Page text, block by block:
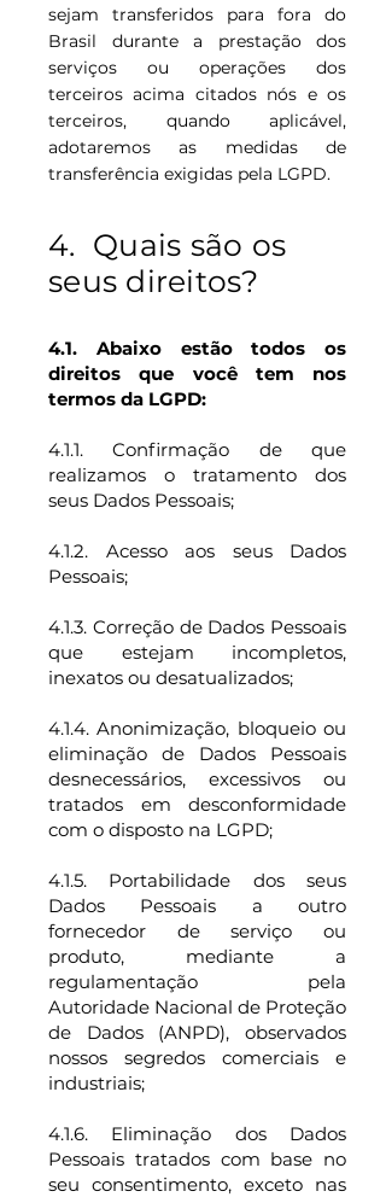
sejam transferidos para fora do
Brasil durante a prestação dos
serviços ou operações dos
terceiros acima citados nós e os
terceiros, quando aplicável,
adotaremos as medidas de
transferência exigidas pela LGPD.
4. Quais são os
seus direitos?
4.1. Abaixo estão todos os
direitos que você tem nos
termos da LGPD:
4.1.1. Confirmação de que
realizamos o tratamento dos
seus Dados Pessoais;
4.1.2. Acesso aos seus Dados
Pessoais;
4.1.3. Correção de Dados Pessoais
que estejam incompletos,
inexatos ou desatualizados;
4.1.4. Anonimização, bloqueio ou
eliminação de Dados Pessoais
desnecessários, excessivos ou
tratados em desconformidade
com o disposto na LGPD;
4.1.5. Portabilidade dos seus
Dados Pessoais a outro
fornecedor de serviço ou
produto, mediante a
regulamentação pela
Autoridade Nacional de Proteção
de Dados (ANPD), observados
nossos segredos comerciais e
industriais;
4.1.6. Eliminação dos Dados
Pessoais tratados com base no
seu consentimento, exceto nas